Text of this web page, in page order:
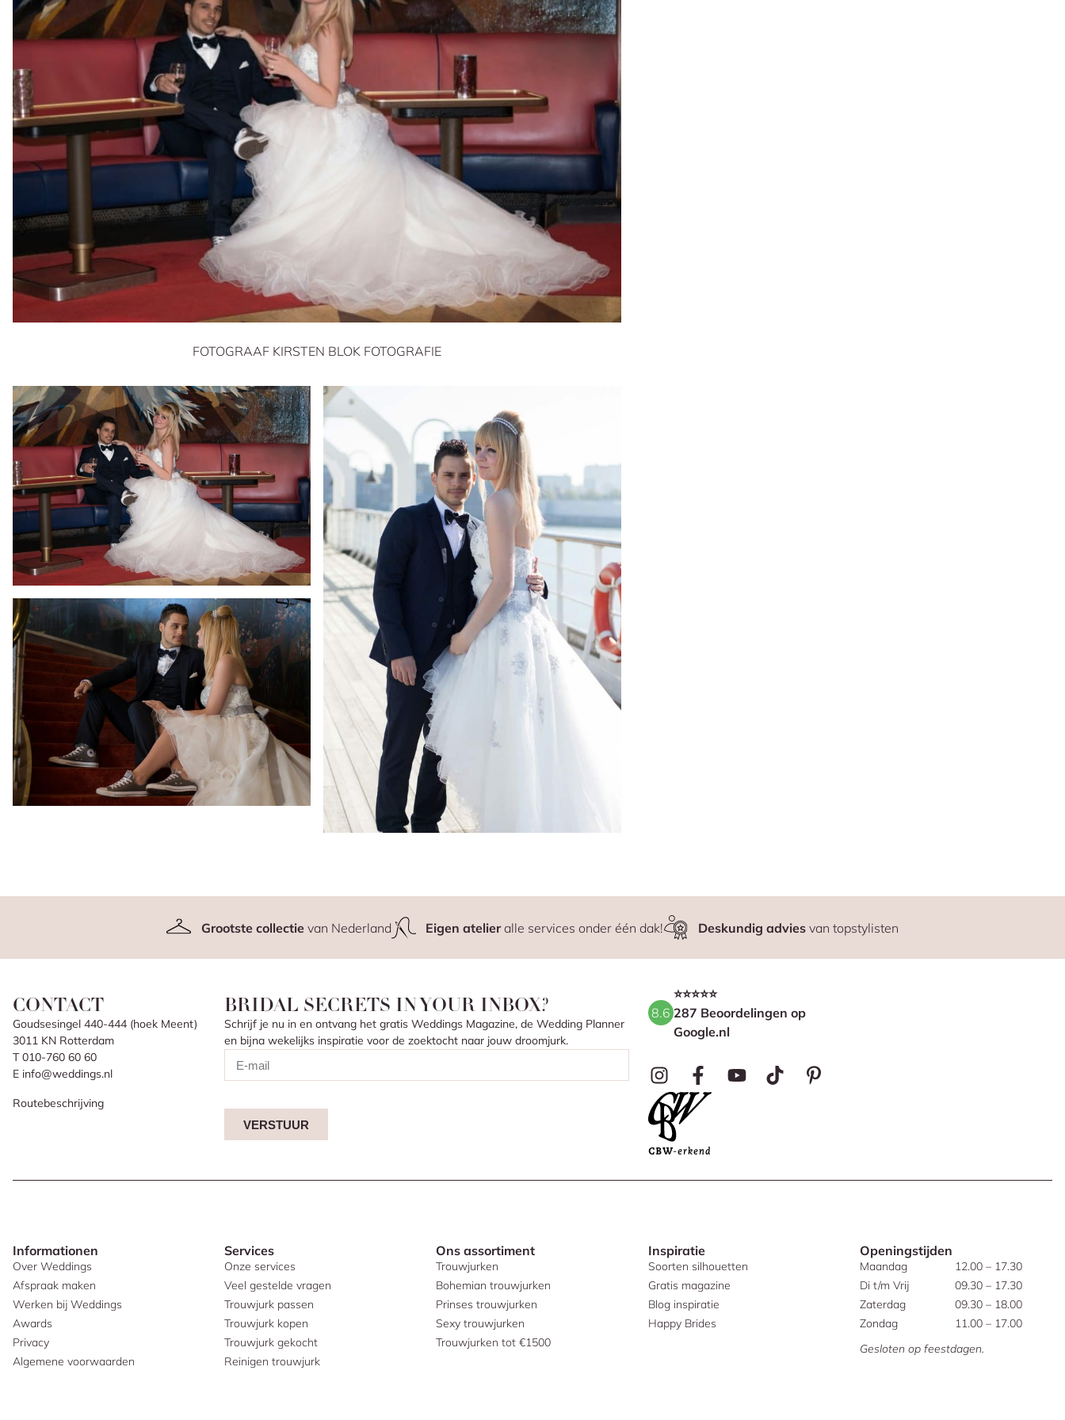
FOTOGRAAF KIRSTEN BLOK FOTOGRAFIE
Grootste collectievan Nederland Eigen atelieralle services onder één dak! Deskundig advies van topstylisten
CONTACT
Goudsesingel 440-444 (hoek Meent)
3011 KN Rotterdam
T 010-760 60 60
E info@weddings.nl
Routebeschrijving
BRIDAL SECRETS IN YOUR INBOX?
Schrijf je nu in en ontvang het gratis Weddings Magazine, de Wedding Planner
en bijna wekelijks inspiratie voor de zoektocht naar jouw droomjurk.
VERSTUUR
8.6
⭐⭐⭐⭐⭐
287 Beoordelingen op
Google.nl
Informationen
Over Weddings
Afspraak maken
Werken bij Weddings
Awards
Privacy
Algemene voorwaarden
Services
Onze services
Veel gestelde vragen
Trouwjurk passen
Trouwjurk kopen
Trouwjurk gekocht
Reinigen trouwjurk
Ons assortiment
Trouwjurken
Bohemian trouwjurken
Prinses trouwjurken
Sexy trouwjurken
Trouwjurken tot €1500
Inspiratie
Soorten silhouetten
Gratis magazine
Blog inspiratie
Happy Brides
Openingstijden
Maandag
12.00 – 17.30
Di t/m Vrij
09.30 – 17.30
Zaterdag
09.30 – 18.00
Zondag
11.00 – 17.00
Gesloten op feestdagen.